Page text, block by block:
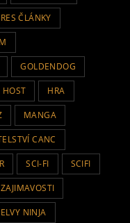
ČLÁNKY
GOLDENDOG
HOST HRA
MANGA
CANC
SCI-FI SCIFI
ZAJIMAVOSTI
NINJA